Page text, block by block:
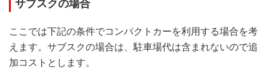
サブスクの場合
ここでは下記の条件でコンパクトカーを利用する場合を考
えます。サブスクの場合は、駐車場代は含まれないので追
加コストとします。